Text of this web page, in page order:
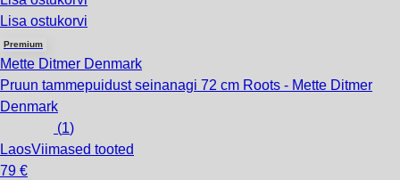
Lisa ostukorvi
Premium
Mette Ditmer Denmark
Pruun tammepuidust seinanagi 72 cm Roots - Mette Ditmer
Denmark
(1)
LaosViimased tooted
79 €